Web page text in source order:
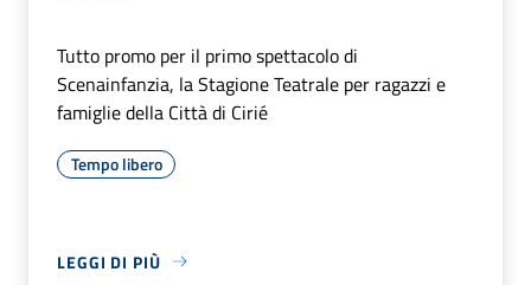
Tutto promo per il primo spettacolo di
Scenainfanzia, la Stagione Teatrale per ragazzi e
famiglie della Città di Cirié
Tempo libero
LEGGI DI PIÙ